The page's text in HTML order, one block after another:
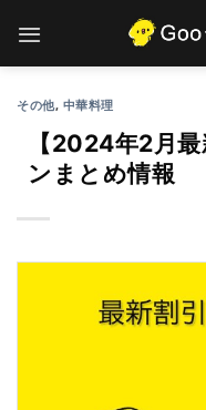
その他, 中華料理
【2024年2月
ンまとめ情報